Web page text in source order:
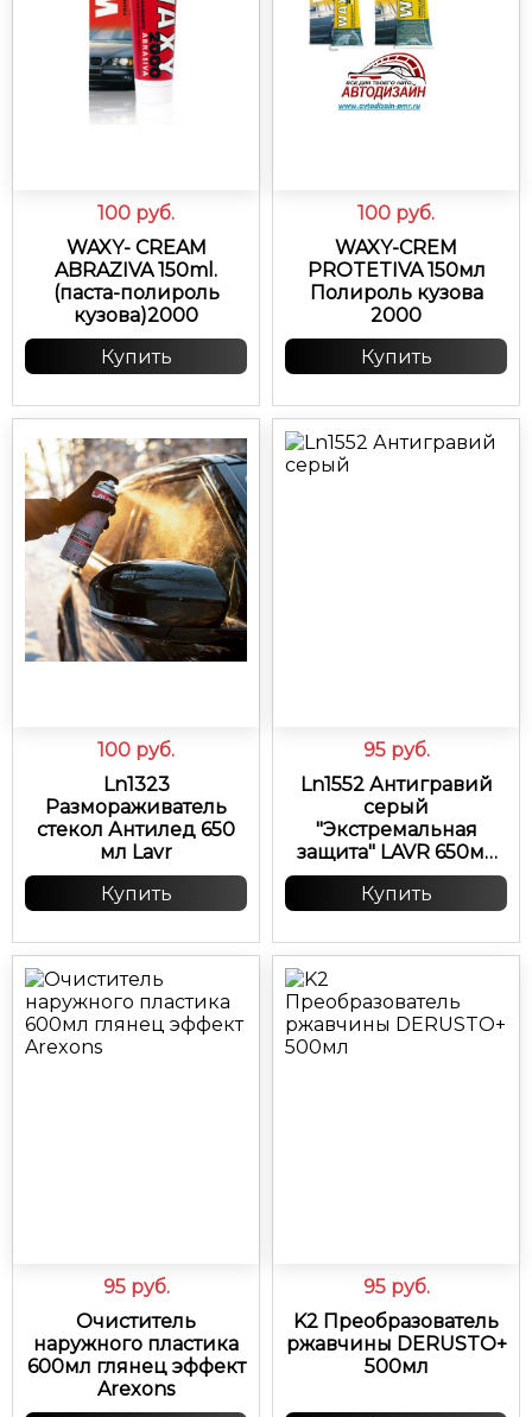
100 руб.
WAXY- CREAM
ABRAZIVA 150ml.
(паста-полироль
кузова)2000
Купить
100 руб.
WAXY-CREM
PROTETIVA 150мл
Полироль кузова
2000
Купить
100 руб.
Ln1323
Размораживатель
стекол Антилед 650
мл Lavr
Купить
95 руб.
Ln1552 Антигравий
серый
"Экстремальная
защита" LAVR 650мл
(аэрозоль)
Купить
95 руб.
Очиститель
наружного пластика
600мл глянец эффект
Arexons
95 руб.
K2 Преобразователь
ржавчины DERUSTO+
500мл